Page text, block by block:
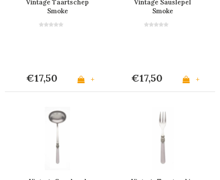
Vintage Taartschep
Smoke
€17,50 +
Vintage Sauslepel
Smoke
€17,50 +